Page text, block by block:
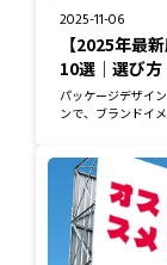
2025-11-06
【2025年最
10選｜選び
パッケージデザイ
ンで、ブランドイ